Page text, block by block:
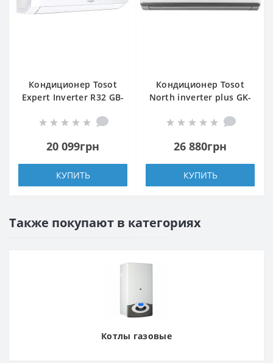
Кондиционер Tosot
Expert Inverter R32 GB-
20 099грн
КУПИТЬ
Кондиционер Tosot
North inverter plus GK-
26 880грн
КУПИТЬ
Также покупают в категориях
Котлы газовые